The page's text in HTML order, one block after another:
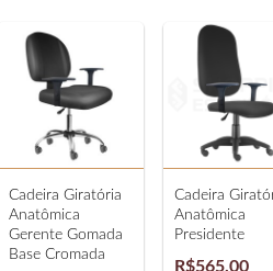
Cadeira Giratória
Anatômica
Gerente Gomada
Base Cromada
Cadeira
Anatômica
Presidente
R$565,00